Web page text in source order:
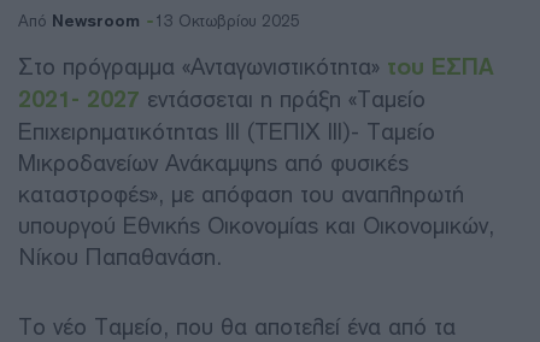
Από Newsroom 13 Οκτωβρίου 2025
Στο πρόγραμμα «Ανταγωνιστικότητα» του ΕΣΠΑ
2021- 2027 εντάσσεται η πράξη «Ταμείο
Επιχειρηματικότητας ΙΙΙ (ΤΕΠΙΧ ΙΙΙ)- Ταμείο
Μικροδανείων Ανάκαμψης από φυσικές
καταστροφές», με απόφαση του αναπληρωτή
υπουργού Εθνικής Οικονομίας και Οικονομικών,
Νίκου Παπαθανάση.
Το νέο Ταμείο, που θα αποτελεί ένα από τα